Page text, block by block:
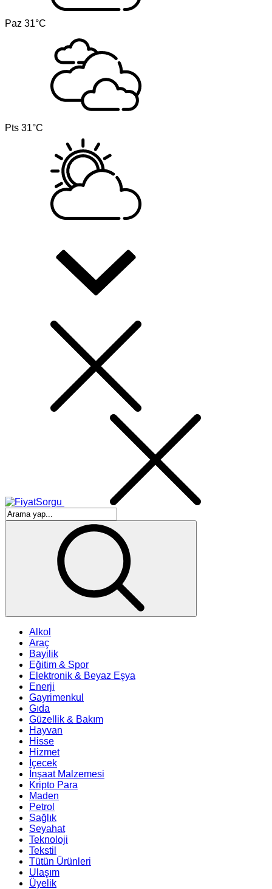
Paz 31°C
Pts 31°C
Alkol
Araç
Bayilik
Eğitim & Spor
Elektronik & Beyaz Eşya
Enerji
Gayrimenkul
Gıda
Güzellik & Bakım
Hayvan
Hisse
Hizmet
İçecek
İnşaat Malzemesi
Kripto Para
Maden
Petrol
Sağlık
Seyahat
Teknoloji
Tekstil
Tütün Ürünleri
Ulaşım
Üyelik